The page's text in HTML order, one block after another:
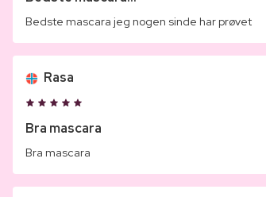
Bedste mascara jeg nogen sinde har prøvet
Rasa
Bra mascara
Bra mascara